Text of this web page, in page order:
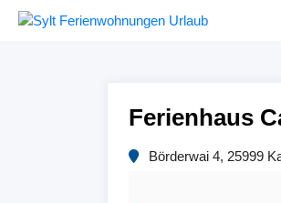
Ferienhaus
Börderwai 4, 25999